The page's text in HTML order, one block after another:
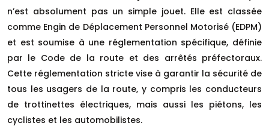
n’est absolument pas un simple jouet. Elle est classée
comme Engin de Déplacement Personnel Motorisé (EDPM)
et est soumise à une réglementation spécifique, définie
par le Code de la route et des arrêtés préfectoraux.
Cette réglementation stricte vise à garantir la sécurité de
tous les usagers de la route, y compris les conducteurs
de trottinettes électriques, mais aussi les piétons, les
cyclistes et les automobilistes.